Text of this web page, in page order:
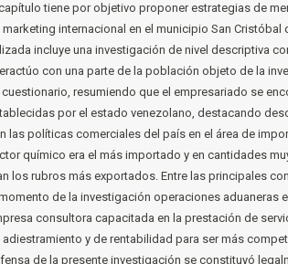
tiene por objetivo proponer estrategias de
marketing internacional en el municipio San
incluye una investigación de nivel descriptiva
con una parte de la población objeto de la
cuestionario, resumiendo que el empresariado se
por el estado venezolano, destacando
las políticas comerciales del país en el área de
químico era el más importado y en cantidades
los rubros más exportados. Entre las principales
de la investigación operaciones aduaneras
consultora capacitada en la prestación de
adiestramiento y de rentabilidad para ser más
de la presente investigación se constituyó